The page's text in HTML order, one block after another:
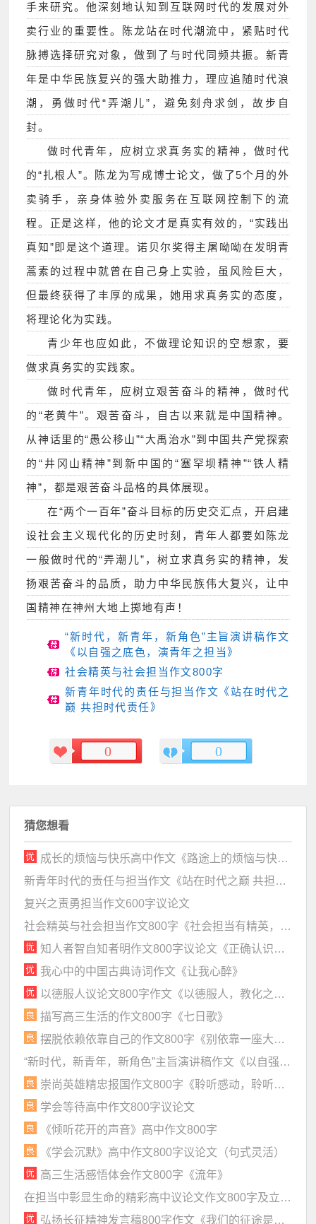
手来研究。他深刻地认知到互联网时代的发展对外
卖行业的重要性。陈龙站在时代潮流中，紧贴时代
脉搏选择研究对象，做到了与时代同频共振。新青
年是中华民族复兴的强大助推力，理应追随时代浪
潮，勇做时代“弄潮儿”，避免刻舟求剑，故步自
封。
做时代青年，应树立求真务实的精神，做时代
的“扎根人”。陈龙为写成博士论文，做了5个月的外
卖骑手，亲身体验外卖服务在互联网控制下的流
程。正是这样，他的论文才是真实有效的，“实践出
真知”即是这个道理。诺贝尔奖得主屠呦呦在发明青
蒿素的过程中就曾在自己身上实验，虽风险巨大，
但最终获得了丰厚的成果，她用求真务实的态度，
将理论化为实践。
青少年也应如此，不做理论知识的空想家，要
做求真务实的实践家。
做时代青年，应树立艰苦奋斗的精神，做时代
的“老黄牛”。艰苦奋斗，自古以来就是中国精神。
从神话里的“愚公移山”“大禹治水”到中国共产党探索
的“井冈山精神”到新中国的“塞罕坝精神”“铁人精
神”，都是艰苦奋斗品格的具体展现。
在“两个一百年”奋斗目标的历史交汇点，开启建
设社会主义现代化的历史时刻，青年人都要如陈龙
一般做时代的“弄潮儿”，树立求真务实的精神，发
扬艰苦奋斗的品质，助力中华民族伟大复兴，让中
国精神在神州大地上掷地有声！
“新时代，新青年，新角色”主旨演讲稿作文
《以自强之底色，演青年之担当》
社会精英与社会担当作文800字
新青年时代的责任与担当作文《站在时代之
巅 共担时代责任》
0 0
猜您想看
成长的烦恼与快乐高中作文《路途上的烦恼与快乐》
新青年时代的责任与担当作文《站在时代之巅 共担时代责任》
复兴之责勇担当作文600字议论文
社会精英与社会担当作文800字《社会担当有精英，大国发展日日新》
知人者智自知者明作文800字议论文《正确认识自我，方能有所作为》
我心中的中国古典诗词作文《让我心醉》
以德服人议论文800字作文《以德服人，教化之至》（简洁雅致）
描写高三生活的作文800字《七日歌》
摆脱依赖依靠自己的作文800字《别依靠一座大山》
“新时代，新青年，新角色”主旨演讲稿作文《以自强之底色，演青年之担当》
崇尚英雄精忠报国作文800字《聆听感动，聆听报国》
学会等待高中作文800字议论文
《倾听花开的声音》高中作文800字
《学会沉默》高中作文800字议论文（句式灵活）
高三生活感悟体会作文800字《流年》
在担当中彰显生命的精彩高中议论文作文800字及立意分析
弘扬长征精神发言稿800字作文《我们的征途是星辰大海》